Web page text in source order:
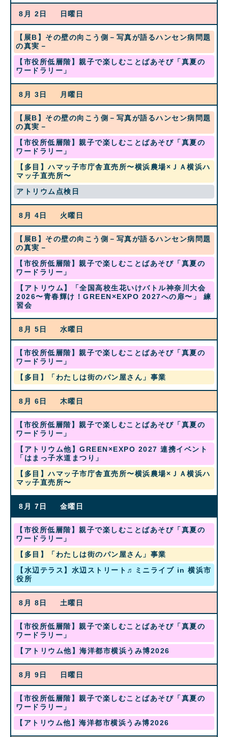
月
1st
2026
日曜日
8月 2
水
曜
日,
月
22nd
【展B】その壁の向こう側－写真が語るハンセン病問題
の真実－
土
曜
日,
月
1st
2026
【市役所低層階】親子で楽しむことばあそび「真夏の
ワードラリー」
月曜日
8月 3
水
曜
日,
月
22nd
2026
【展B】その壁の向こう側－写真が語るハンセン病問題
の真実－
土
曜
日,
月
1st
2026
【市役所低層階】親子で楽しむことばあそび「真夏の
ワードラリー」
月
曜
日,
8
月
2026
【多目】ハマッ子市庁舎直売所〜横浜農場×ＪＡ横浜ハ
マッ子直売所〜
月
曜
8
月
3rd
2026
アトリウム点検日
火曜日
8月 4
水
曜
日,
月
22nd
2026
【展B】その壁の向こう側－写真が語るハンセン病問題
の真実－
土
曜
日,
月
1st
2026
【市役所低層階】親子で楽しむことばあそび「真夏の
ワードラリー」
火
曜
日,
8
4th
2026
【アトリウム】「全国⾼校⽣花いけバトル神奈川⼤会
2026〜⻘春輝け！GREEN×EXPO 2027への扉〜」 練
習会
水曜日
8月 5
土
曜
日,
月
2026
【市役所低層階】親子で楽しむことばあそび「真夏の
ワードラリー」
水
曜
8
月
5th
2026
【多目】「わたしは街のパン屋さん」事業
木曜日
8月 6
土
曜
日,
月
1st
2026
【市役所低層階】親子で楽しむことばあそび「真夏の
ワードラリー」
木
曜
日,
月
6th
【アトリウム他】GREEN×EXPO 2027 連携イベント
「はまっ子水道まつり」
木
曜
日,
月
6th
2026
【多目】ハマッ子市庁舎直売所〜横浜農場×ＪＡ横浜ハ
マッ子直売所〜
金曜日
8月 7
土
曜
日,
月
1st
2026
【市役所低層階】親子で楽しむことばあそび「真夏の
ワードラリー」
金
曜
日,
8
月
2026
【多目】「わたしは街のパン屋さん」事業
金
曜
日,
月
7th
2026
【水辺テラス】水辺ストリート♬ミニライブ in 横浜市
役所
土曜日
8月 8
土
曜
日,
月
2026
【市役所低層階】親子で楽しむことばあそび「真夏の
ワードラリー」
土
曜
8
月
8th
2026
【アトリウム他】海洋都市横浜うみ博2026
日曜日
8月 9
土
曜
日,
月
【市役所低層階】親子で楽しむことばあそび「真夏の
ワードラリー」
土
曜
【アトリウム他】海洋都市横浜うみ博2026